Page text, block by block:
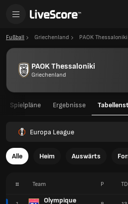
Fußball Griechenland PAOK Thessaloniki
PAOK Thessaloniki
Griechenland
Spielpläne Ergebnisse
Europa League
Alle Heim Auswärts
# Team
Olympique
P TD